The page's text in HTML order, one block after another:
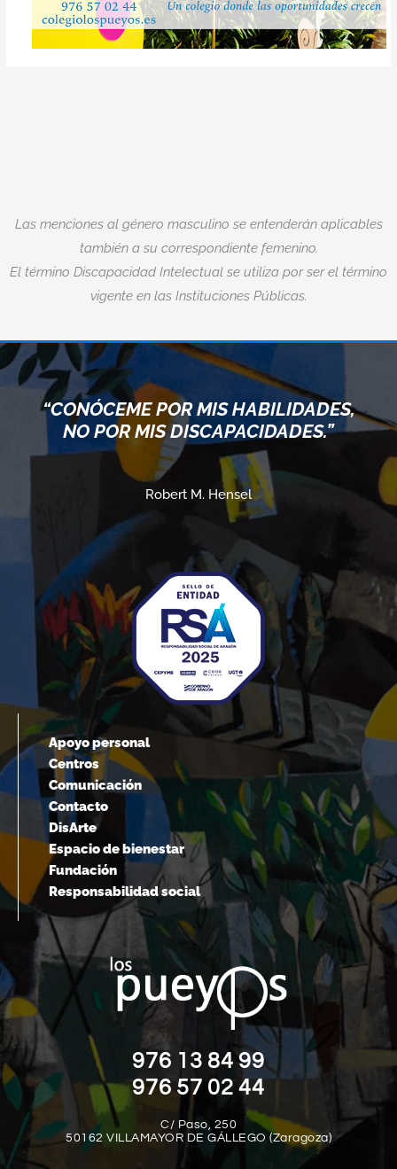
Las menciones al género masculino se entenderán aplicables
también a su correspondiente femenino.
El término Discapacidad Intelectual se utiliza por ser el término
vigente en las Instituciones Públicas.
“CONÓCEME POR MIS HABILIDADES,
NO POR MIS DISCAPACIDADES.”
Robert M. Hensel
Apoyo personal
Centros
Comunicación
Contacto
DisArte
Espacio de bienestar
Fundación
Responsabilidad social
976 13 84 99
976 57 02 44
C/ Paso, 250
50162 VILLAMAYOR DE GÁLLEGO (Zaragoza)